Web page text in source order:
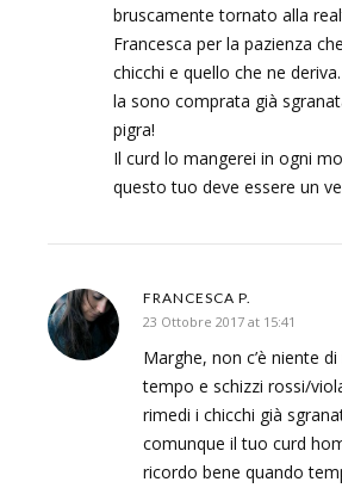
bruscamente tornato alla
Francesca per la pazienza
chicchi e quello che ne
la sono comprata già
pigra!
Il curd lo mangerei in ogni
questo tuo deve essere un
FRANCESCA P.
23 Ottobre 2017 at 15:41
Marghe, non c’è niente
tempo e schizzi rossi/
rimedi i chicchi già
comunque il tuo curd
ricordo bene quando